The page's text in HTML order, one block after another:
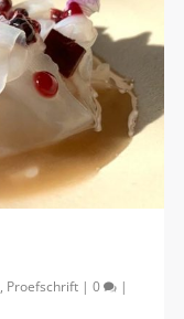
, Proefschrift |0 |